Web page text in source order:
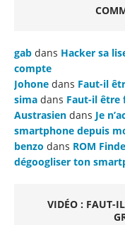
gab dans Hacker sa
compte
Johone dans Faut-il
sima dans Faut-il être
Austrasien dans Je
smartphone depuis
benzo dans ROM
dégoogliser ton
VIDÉO : FAUT-